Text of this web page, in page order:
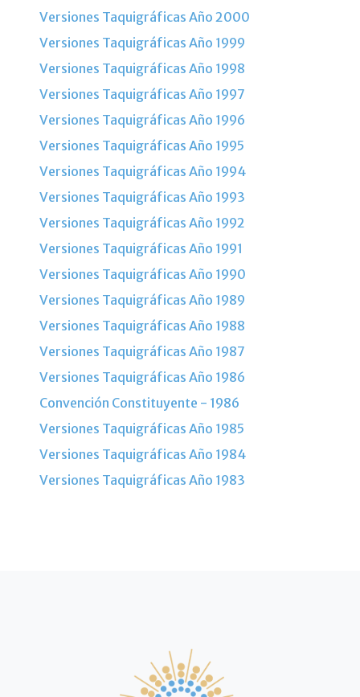
Versiones Taquigráficas Año 2000
Versiones Taquigráficas Año 1999
Versiones Taquigráficas Año 1998
Versiones Taquigráficas Año 1997
Versiones Taquigráficas Año 1996
Versiones Taquigráficas Año 1995
Versiones Taquigráficas Año 1994
Versiones Taquigráficas Año 1993
Versiones Taquigráficas Año 1992
Versiones Taquigráficas Año 1991
Versiones Taquigráficas Año 1990
Versiones Taquigráficas Año 1989
Versiones Taquigráficas Año 1988
Versiones Taquigráficas Año 1987
Versiones Taquigráficas Año 1986
Convención Constituyente - 1986
Versiones Taquigráficas Año 1985
Versiones Taquigráficas Año 1984
Versiones Taquigráficas Año 1983